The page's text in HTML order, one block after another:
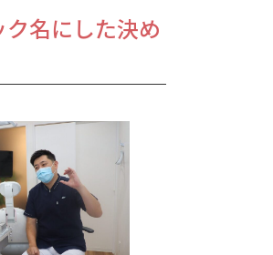
名にした決め